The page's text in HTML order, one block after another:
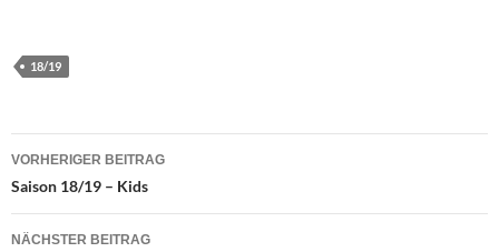
18/19
Beitragsnavigation
VORHERIGER BEITRAG
Saison 18/19 – Kids
NÄCHSTER BEITRAG